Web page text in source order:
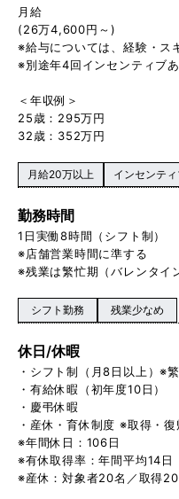
月給
(26万4,600円～)
※給与については、経験・ス
※別途年4回インセンティブあ
＜年収例＞
25歳：295万円
32歳：352万円
月給20万以上 インセンティ
勤務時間
1日実働8時間（シフト制）
※店舗営業時間に準する
※残業は繁忙期（バレンタイ
シフト勤務 残業少なめ
休日/休暇
・シフト制（月8日以上）※
・有給休暇（初年度10日）
・慶弔休暇
・産休・育休制度 ※取得・復
※年間休日：106日
※有休取得率：年間平均14日
※産休：対象者20名／取得